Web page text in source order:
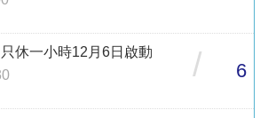
休一小時12月6日啟動
/ 6